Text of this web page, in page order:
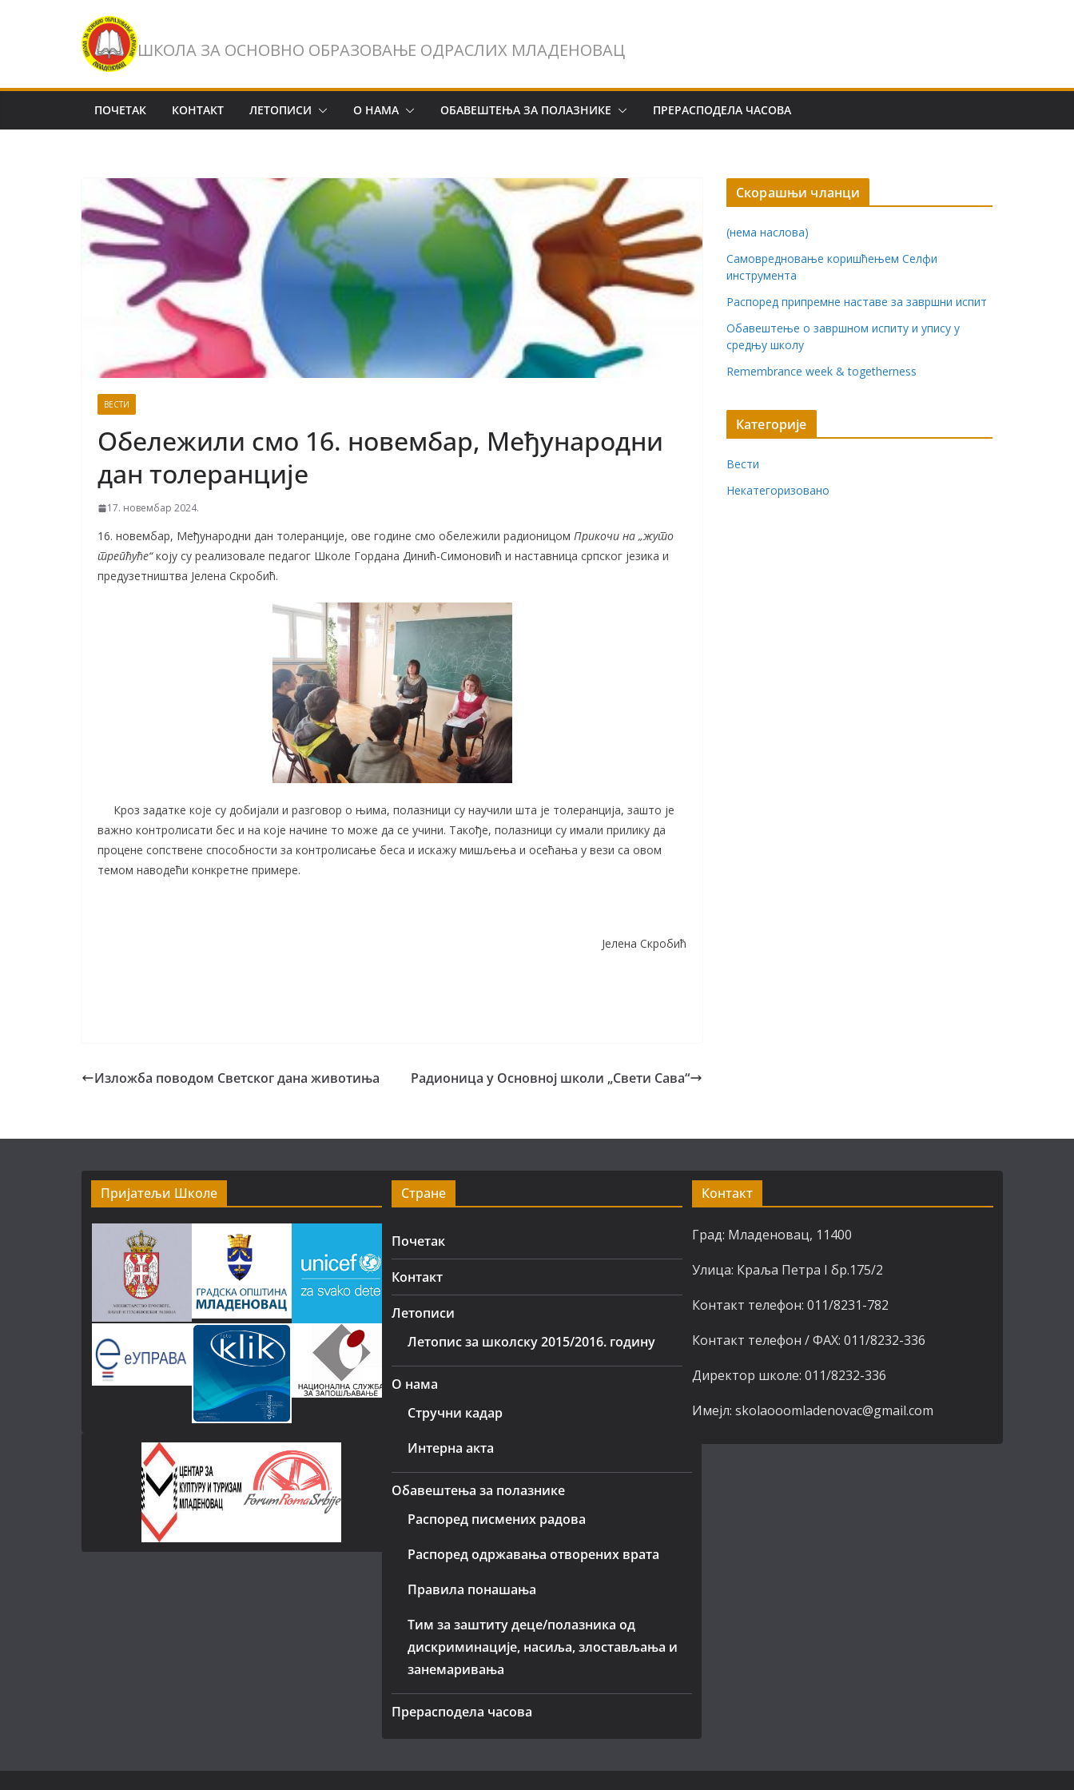
ШКОЛА ЗА ОСНОВНО ОБРАЗОВАЊЕ ОДРАСЛИХ МЛАДЕНОВАЦ
ПОЧЕТАК КОНТАКТ ЛЕТОПИСИ О НАМА ОБАВЕШТЕЊА ЗА ПОЛАЗНИКЕ ПРЕРАСПОДЕЛА ЧАСОВА
ВЕСТИ
Обележили смо 16. новембар, Међународни
дан толеранције
17. новембар 2024.
16. новембар, Међународни дан толеранције, ове године смо обележили радионицом Прикочи на „жуто
трепћуће“коју су реализовале педагог Школе Гордана Динић-Симоновић и наставница српског језика и
предузетништва Јелена Скробић.
Кроз задатке које су добијали и разговор о њима, полазници су научили шта је толеранција, зашто је
важно контролисати бес и на које начине то може да се учини. Такође, полазници су имали прилику да
процене сопствене способности за контролисање беса и искажу мишљења и осећања у вези са овом
темом наводећи конкретне примере.
Јелена Скробић
Изложба поводом Светског дана животиња Радионица у Основној школи „Свети Сава“
Скорашњи чланци
(нема наслова)
Самовредновање коришћењем Селфи
инструмента
Распоред припремне наставе за завршни испит
Обавештење о завршном испиту и упису у
средњу школу
Remembrance week & togetherness
Категорије
Вести
Некатегоризовано
Пријатељи Школе Стране
Почетак
Контакт
Летописи
Летопис за школску 2015/2016. годину
О нама
Стручни кадар
Интерна акта
Обавештења за полазнике
Распоред писмених радова
Распоред одржавања отворених врата
Правила понашања
Тим за заштиту деце/полазника од
дискриминације, насиља, злостављања и
занемаривања
Прерасподела часова
Контакт
Град: Младеновац, 11400
Улица: Краља Петра I бр.175/2
Контакт телефон: 011/8231-782
Контакт телефон / ФАХ: 011/8232-336
Директор школе: 011/8232-336
Имејл: skolaooomladenovac@gmail.com